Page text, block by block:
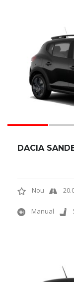
Nou
Manual